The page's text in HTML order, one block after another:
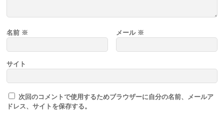
名前 ※ メール ※
サイト
次回のコメントで使用するためブラウザーに自分の名前、メールア
ドレス、サイトを保存する。